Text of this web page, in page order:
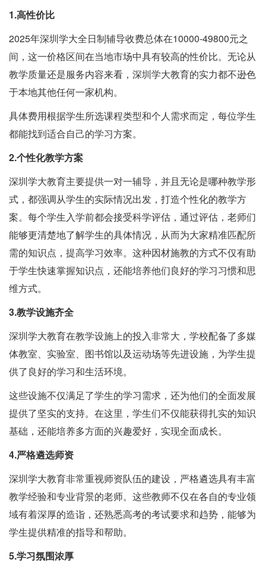
1.高性价比
2025年深圳学大全日制辅导收费总体在10000-49800元之
间，这一价格区间在当地市场中具有较高的性价比。无论从
教学质量还是服务内容来看，深圳学大教育的实力都不逊色
于本地其他任何一家机构。
具体费用根据学生所选课程类型和个人需求而定，每位学生
都能找到适合自己的学习方案。
2.个性化教学方案
深圳学大教育主要提供一对一辅导，并且无论是哪种教学形
式，都强调从学生的实际情况出发，打造个性化的教学方
案。每个学生入学前都会接受科学评估，通过评估，老师们
能够更清楚地了解学生的具体情况，从而为大家精准匹配所
需的知识点，提高学习效率。这种因材施教的方式不仅有助
于学生快速掌握知识点，还能培养他们良好的学习习惯和思
维方式。
3.教学设施齐全
深圳学大教育在教学设施上的投入非常大，学校配备了多媒
体教室、实验室、图书馆以及运动场等先进设施，为学生提
供了良好的学习和生活环境。
这些设施不仅满足了学生的学习需求，还为他们的全面发展
提供了坚实的支持。在这里，学生们不仅能获得扎实的知识
基础，还能培养多方面的兴趣爱好，实现全面成长。
4.严格遴选师资
深圳学大教育非常重视师资队伍的建设，严格遴选具有丰富
教学经验和专业背景的老师。这些教师不仅在各自的专业领
域有着深厚的造诣，还熟悉高考的考试要求和趋势，能够为
学生提供精准的指导和帮助。
5.学习氛围浓厚